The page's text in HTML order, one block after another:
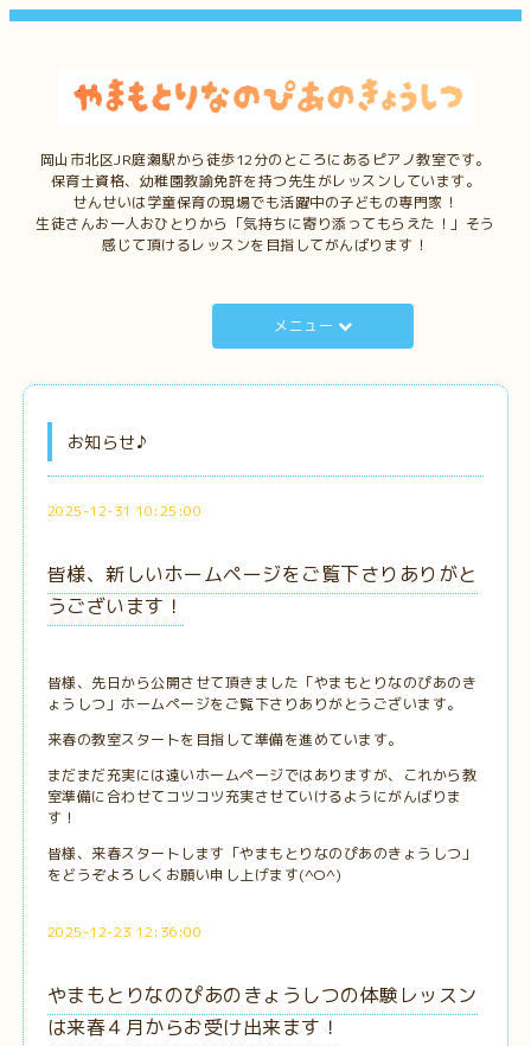
岡山市北区JR庭瀬駅から徒歩12分のところにあるピアノ教室です。
保育士資格、幼稚園教諭免許を持つ先生がレッスンしています。
せんせいは学童保育の現場でも活躍中の子どもの専門家！
生徒さんお一人おひとりから「気持ちに寄り添ってもらえた！」そう
感じて頂けるレッスンを目指してがんばります！
メニュー
お知らせ♪
2025-12-31 10:25:00
皆様、新しいホームページをご覧下さりありがと
うございます！
皆様、先日から公開させて頂きました「やまもとりなのぴあのき
ょうしつ」ホームページをご覧下さりありがとうございます。
来春の教室スタートを目指して準備を進めています。
まだまだ充実には遠いホームページではありますが、これから教
室準備に合わせてコツコツ充実させていけるようにがんばりま
す！
皆様、来春スタートします「やまもとりなのぴあのきょうしつ」
をどうぞよろしくお願い申し上げます(^O^)
2025-12-23 12:36:00
やまもとりなのぴあのきょうしつの体験レッスン
は来春４月からお受け出来ます！